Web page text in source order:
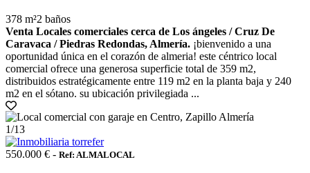
378 m²2 baños
Venta Locales comerciales cerca de Los ángeles / Cruz De
Caravaca / Piedras Redondas, Almería. ¡bienvenido a una
oportunidad única en el corazón de almeria! este céntrico local
comercial ofrece una generosa superficie total de 359 m2,
distribuidos estratégicamente entre 119 m2 en la planta baja y 240
m2 en el sótano. su ubicación privilegiada ...
1/13
550.000 € - Ref: ALMALOCAL